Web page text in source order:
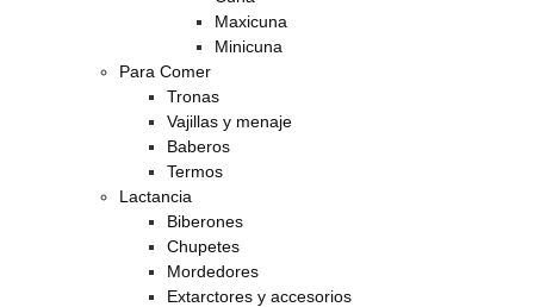
Maxicuna
Minicuna
Para Comer
Tronas
Vajillas y menaje
Baberos
Termos
Lactancia
Biberones
Chupetes
Mordedores
Extarctores y accesorios